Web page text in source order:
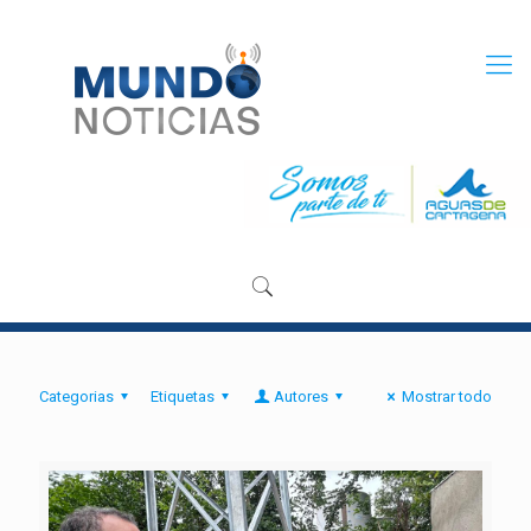
Categorias Etiquetas Autores Mostrar todo